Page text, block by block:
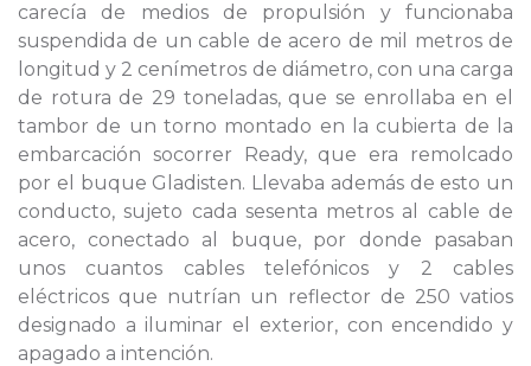
carecía de medios de propulsión y funcionaba
suspendida de un cable de acero de mil metros de
longitud y 2 cenímetros de diámetro, con una carga
de rotura de 29 toneladas, que se enrollaba en el
tambor de un torno montado en la cubierta de la
embarcación socorrer Ready, que era remolcado
por el buque Gladisten. Llevaba además de esto un
conducto, sujeto cada sesenta metros al cable de
acero, conectado al buque, por donde pasaban
unos cuantos cables telefónicos y 2 cables
eléctricos que nutrían un reflector de 250 vatios
designado a iluminar el exterior, con encendido y
apagado a intención.